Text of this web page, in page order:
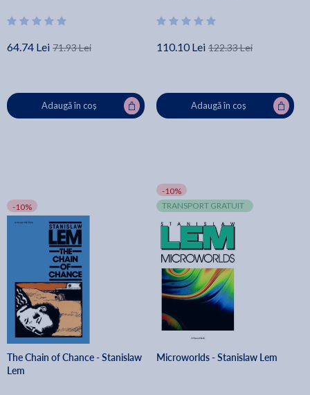
64.74 Lei 71.93 Lei
Adaugă în coș
110.10 Lei 122.33 Lei
Adaugă în coș
-10%
The Chain of Chance - Stanislaw
Lem
-10%
TRANSPORT GRATUIT
Microworlds - Stanislaw Lem